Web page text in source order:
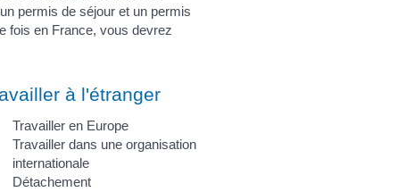
permis de séjour et un permis
fois en France, vous devrez
à l'étranger
Travailler en Europe
Travailler dans une organisation
internationale
Détachement